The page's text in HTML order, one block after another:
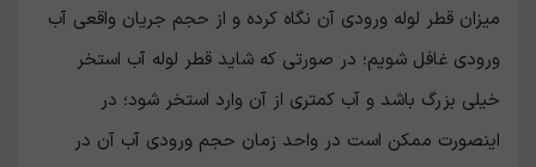
میزان قطر لوله ورودی آن نگاه کرده و از حجم جریان واقعی آب
ورودی غافل شویم؛ در صورتی که شاید قطر لوله آب استخر
خیلی بزرگ باشد و آب کمتری از آن وارد استخر شود؛ در
اینصورت ممکن است در واحد زمان حجم ورودی آب آن در